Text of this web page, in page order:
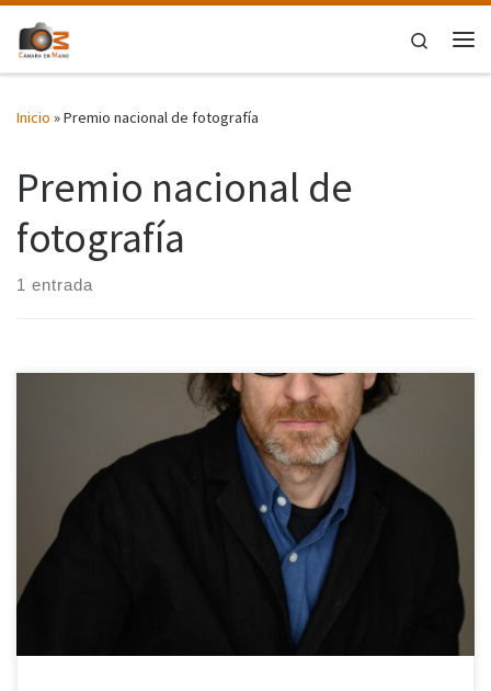
Saltar al contenido
Search
Inicio »Premio nacional de fotografía
Premio nacional de
fotografía
1 entrada
Queremos felicitar al fotógrafo, artista, investigador, editor y
comisario independiente Jorge Ribalta por la concesión del
Premio Nacional de Fotografía que otorga el Ministerio de Cultura.
El jurado lo ha […]